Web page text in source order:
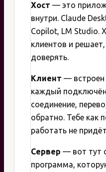
Хост — это
внутри. Claude
Copilot, LM Studio.
клиентов и
доверять.
Клиент — встроен
каждый
соединение,
обратно. Тебе как
работать не
Сервер — вот тут
программа,